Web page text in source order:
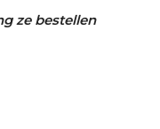
ze bestellen